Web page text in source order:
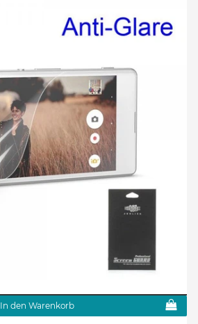
In den Warenkorb